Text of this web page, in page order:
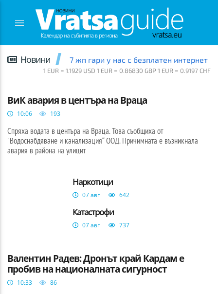
Новини 7 жп гари у нас с безплатен интернет
1 EUR = 1.1929 USD 1 EUR = 0.86830 GBP 1 EUR = 0.9197 CHF
ВиК авария в центъра на Враца
10:06 193
Спряха водата в центъра на Враца. Това съобщиха от
"Водоснабдяване и канализация“ ООД. Причимната е възникнала
авария в района на улицит
Наркотици
07 авг 642
Катастрофи
07 авг 737
Валентин Радев: Дронът край Кардам е
пробив на националната сигурност
10:33 86